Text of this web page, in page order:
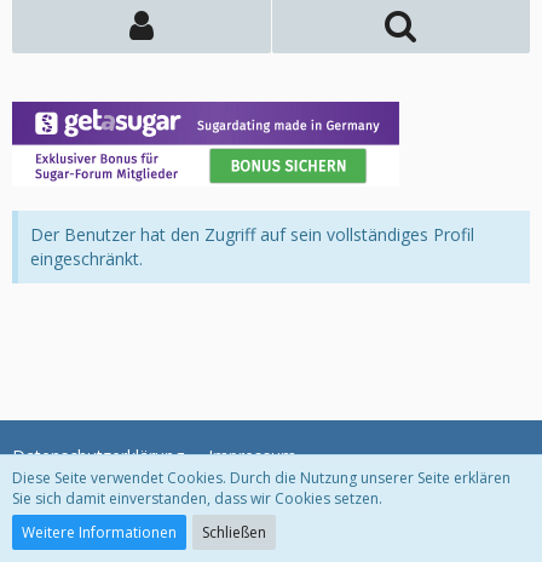
Der Benutzer hat den Zugriff auf sein vollständiges Profil
eingeschränkt.
Datenschutzerklärung Impressum
Community-Software:
Diese Seite verwendet Cookies. Durch die Nutzung unserer Seite erklären
Sie sich damit einverstanden, dass wir Cookies setzen.
Weitere Informationen
Schließen